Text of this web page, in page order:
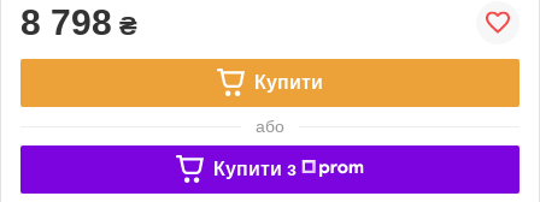
8 798 ₴
Купити
або
Купити з